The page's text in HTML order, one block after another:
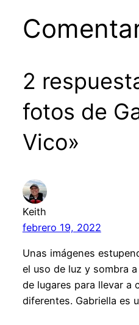
2
fotos de
Vico»
Keith
febrero 19, 2022
Unas imágenes
el uso de luz y sombra
de lugares para llevar a
diferentes. Gabriella es